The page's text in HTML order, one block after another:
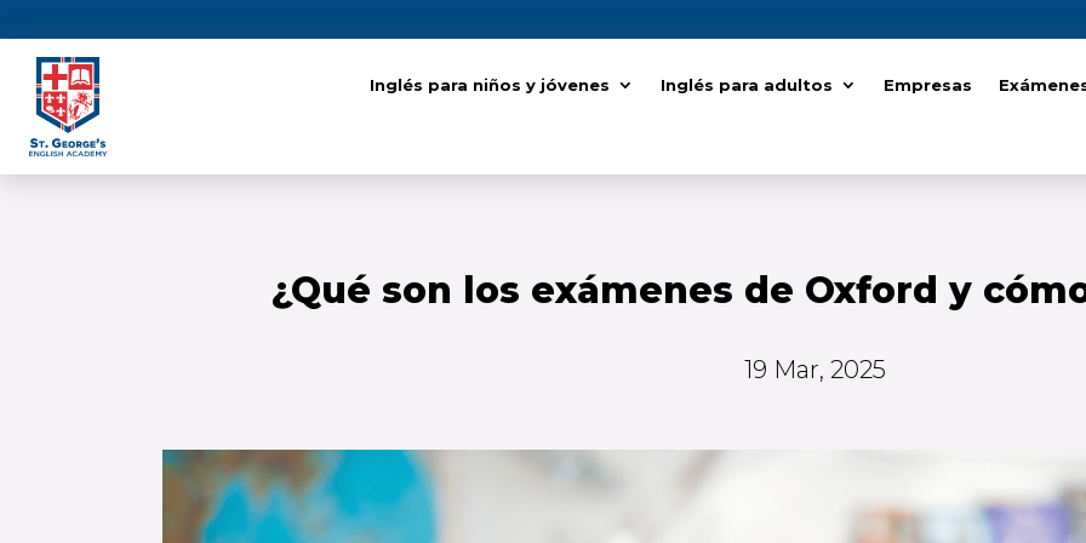
Inglés para niños y jóvenes Inglés para adultos Empresas
Inglés para niños y jóvenes Inglés para adultos Empresas
¿Qué son los exámenes de Oxford y
19 Mar, 2025